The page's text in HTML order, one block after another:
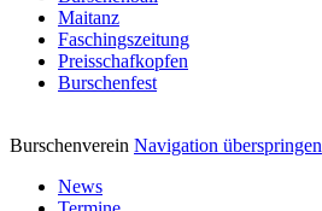
Maitanz
Faschingszeitung
Preisschafkopfen
Burschenfest
Burschenverein Navigation überspringen
News